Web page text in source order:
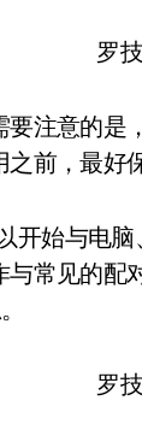
注意的是
前，最好
开始与电
常见的